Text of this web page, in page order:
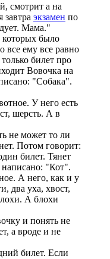
смотрит а на
завтра экзамен по
Мама."
было
все ему все равно
билет про
Вовочка на
"Собака".
У него есть
шерсть. А в
не может то ли
Потом говорит:
билет. Тянет
"Кот".
А него, как и у
два уха, хвост,
А блохи
и понять не
а вроде и не
билет. Если